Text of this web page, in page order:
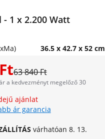
1 x 2.200 Watt
36.5 x 42.7 x 52 cm
63 840 Ft
a kedvezményt megelőző 30
ajánlat
ár garancia
várhatóan 8. 13.